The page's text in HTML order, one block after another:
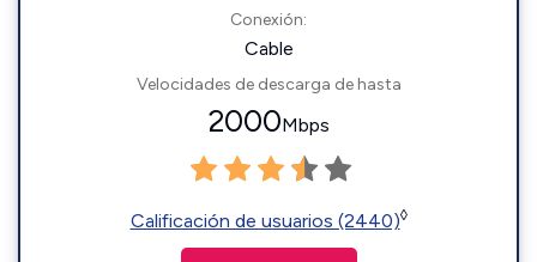
Conexión:
Cable
Velocidades de descarga de hasta
2000Mbps
Calificación de usuarios (2440)◊